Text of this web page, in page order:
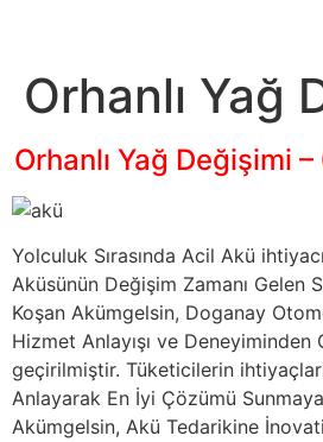
Orhanlı Yağ
Orhanlı Yağ Değişimi
Yolculuk Sırasında Acil Akü
Aküsünün Değişim Zamanı Gelen
Koşan Akümgelsin, Doganay
Hizmet Anlayışı ve Deneyiminden
geçirilmiştir. Tüketicilerin
Anlayarak En İyi Çözümü
Akümgelsin, Akü Tedarikine